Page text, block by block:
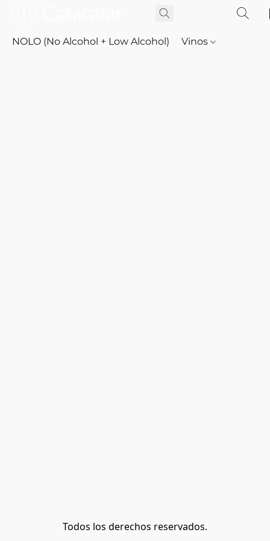
NOLO (No Alcohol + Low Alcohol) Vinos
Todos los derechos reservados.